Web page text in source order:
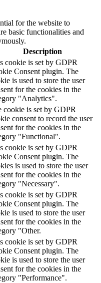
for the website to
basic functionalities and
Description
cookie is set by GDPR
Consent plugin. The
is used to store the user
for the cookies in the
"Analytics".
cookie is set by GDPR
consent to record the user
for the cookies in the
"Functional".
cookie is set by GDPR
Consent plugin. The
is used to store the user
for the cookies in the
"Necessary".
cookie is set by GDPR
Consent plugin. The
is used to store the user
for the cookies in the
"Other.
cookie is set by GDPR
Consent plugin. The
is used to store the user
for the cookies in the
"Performance".